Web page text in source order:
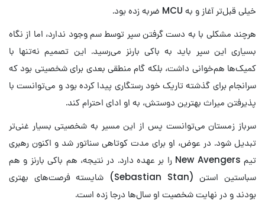
خیلی قبل‌تر آغاز و به MCU ضربه زده بود.
هرچند مشکلی با به دست گرفتن سپر توسط سم وجود ندارد، اما از نگاه
بسیاری این سپر باید به باکی بارنز می‌رسید. این تصمیم نه‌تنها با
کمیک‌ها هم‌خوانی داشت، بلکه گام منطقی بعدی برای شخصیتی بود که
سرانجام برای گذشته تاریک خود رستگاری پیدا کرده بود و می‌توانست با
پذیرفتن میراث بهترین دوستش، به او ادای احترام کند.
سرباز زمستان می‌توانست پس از این مسیر به شخصیتی بسیار غنی‌تر
تبدیل شود. در عوض، او برای مدت کوتاهی سناتور شد و اکنون رهبری
تیم New Avengers را بر عهده دارد. در نتیجه، هم باکی بارنز و هم
سباستین استن (Sebastian Stan) شایسته فرصت‌های بهتری
بودند و در نهایت شخصیت او سال‌ها درجا زده است.